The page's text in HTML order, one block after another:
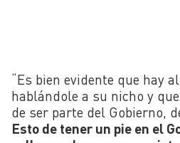
“Es bien evidente que hay
hablándole a su nicho y
de ser parte del Gobierno,
Esto de tener un pie en el